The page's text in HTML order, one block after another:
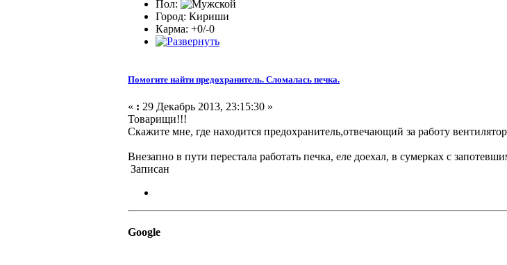
Пол:
Город: Кириши
Карма: +0/-0
Помогите найти предохранитель. Сломалась печка.
« : 29 Декабрь 2013, 23:15:30 »
Товарищи!!!
Скажите мне, где находится предохранитель,отвечающий за работу
Внезапно в пути перестала работать печка, еле доехал, в сумерках с
Записан
Google